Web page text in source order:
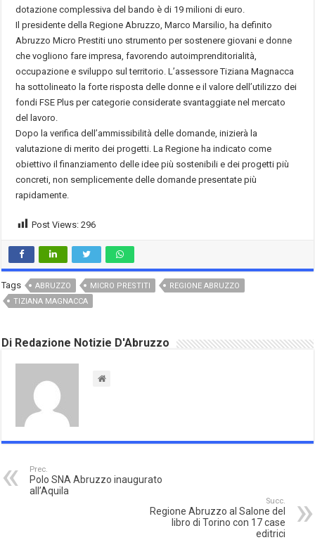
dotazione complessiva del bando è di 19 milioni di euro.
Il presidente della Regione Abruzzo, Marco Marsilio, ha definito
Abruzzo Micro Prestiti uno strumento per sostenere giovani e donne
che vogliono fare impresa, favorendo autoimprenditorialità,
occupazione e sviluppo sul territorio. L’assessore Tiziana Magnacca
ha sottolineato la forte risposta delle donne e il valore dell’utilizzo dei
fondi FSE Plus per categorie considerate svantaggiate nel mercato
del lavoro.
Dopo la verifica dell’ammissibilità delle domande, inizierà la
valutazione di merito dei progetti. La Regione ha indicato come
obiettivo il finanziamento delle idee più sostenibili e dei progetti più
concreti, non semplicemente delle domande presentate più
rapidamente.
Post Views: 296
Tags ABRUZZO MICRO PRESTITI
REGIONE ABRUZZO
TIZIANA MAGNACCA
Di Redazione Notizie D'Abruzzo
Prec.
Polo SNA Abruzzo inaugurato
all’Aquila
Succ.
Regione Abruzzo al Salone del
libro di Torino con 17 case
editrici